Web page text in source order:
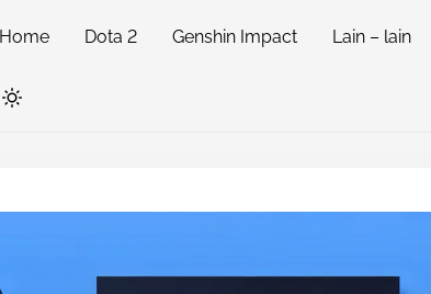
Home Dota 2 Genshin Impact Lain – lain